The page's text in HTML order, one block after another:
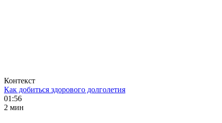
Контекст
Как добиться здорового долголетия
01:56
2 мин